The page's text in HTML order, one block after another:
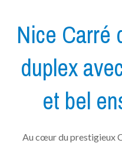
Nice Carré
duplex
et bel
Au cœur du prestigieux